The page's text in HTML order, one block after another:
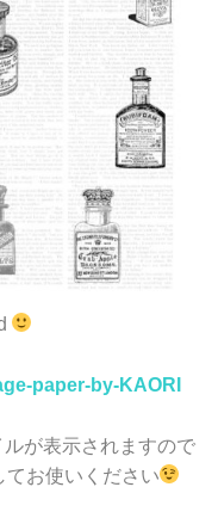
paper-by-KAORI
が表示されますので
てお使いください